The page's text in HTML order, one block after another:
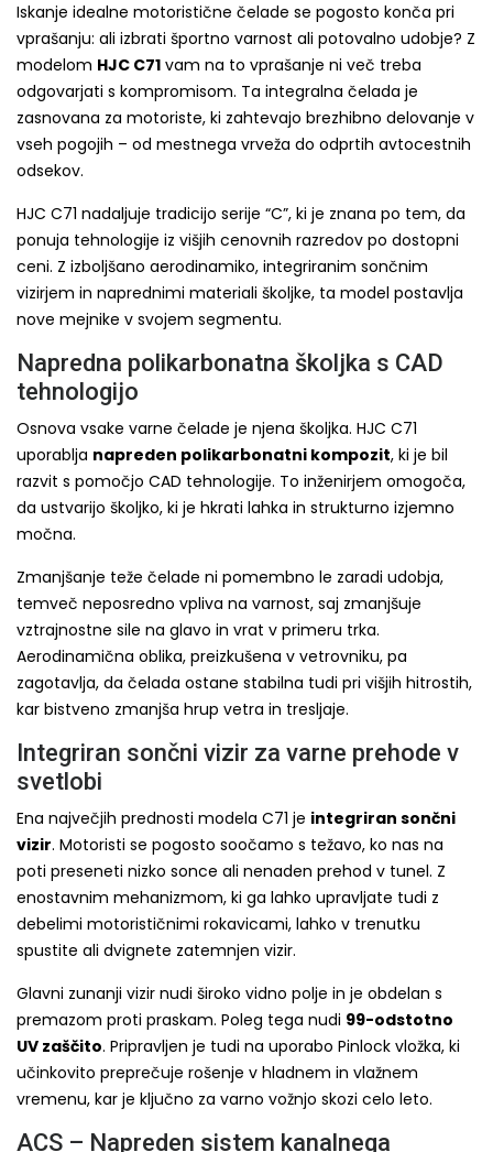
Iskanje idealne motoristične čelade se pogosto konča pri
vprašanju: ali izbrati športno varnost ali potovalno udobje? Z
modelom HJC C71 vam na to vprašanje ni več treba
odgovarjati s kompromisom. Ta integralna čelada je
zasnovana za motoriste, ki zahtevajo brezhibno delovanje v
vseh pogojih – od mestnega vrveža do odprtih avtocestnih
odsekov.
HJC C71 nadaljuje tradicijo serije “C”, ki je znana po tem, da
ponuja tehnologije iz višjih cenovnih razredov po dostopni
ceni. Z izboljšano aerodinamiko, integriranim sončnim
vizirjem in naprednimi materiali školjke, ta model postavlja
nove mejnike v svojem segmentu.
Napredna polikarbonatna školjka s CAD
tehnologijo
Osnova vsake varne čelade je njena školjka. HJC C71
uporablja napreden polikarbonatni kompozit, ki je bil
razvit s pomočjo CAD tehnologije. To inženirjem omogoča,
da ustvarijo školjko, ki je hkrati lahka in strukturno izjemno
močna.
Zmanjšanje teže čelade ni pomembno le zaradi udobja,
temveč neposredno vpliva na varnost, saj zmanjšuje
vztrajnostne sile na glavo in vrat v primeru trka.
Aerodinamična oblika, preizkušena v vetrovniku, pa
zagotavlja, da čelada ostane stabilna tudi pri višjih hitrostih,
kar bistveno zmanjša hrup vetra in tresljaje.
Integriran sončni vizir za varne prehode v
svetlobi
Ena največjih prednosti modela C71 je integriran sončni
vizir. Motoristi se pogosto soočamo s težavo, ko nas na
poti preseneti nizko sonce ali nenaden prehod v tunel. Z
enostavnim mehanizmom, ki ga lahko upravljate tudi z
debelimi motorističnimi rokavicami, lahko v trenutku
spustite ali dvignete zatemnjen vizir.
Glavni zunanji vizir nudi široko vidno polje in je obdelan s
premazom proti praskam. Poleg tega nudi 99-odstotno
UV zaščito. Pripravljen je tudi na uporabo Pinlock vložka, ki
učinkovito preprečuje rošenje v hladnem in vlažnem
vremenu, kar je ključno za varno vožnjo skozi celo leto.
ACS – Napreden sistem kanalnega